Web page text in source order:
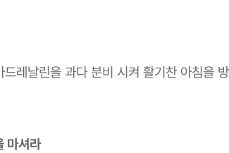
레날린을 과다 분비 시켜 활기찬 아침을
마셔라